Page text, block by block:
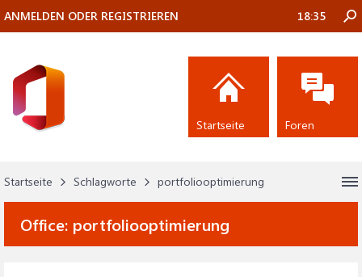
Startseite Schlagworte portfoliooptimierung
Office: portfoliooptimierung
ANMELDEN ODER REGISTRIEREN 18:35
Startseite Foren